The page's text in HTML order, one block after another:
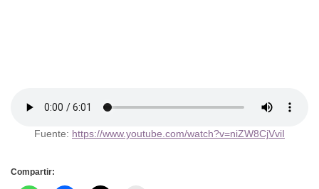
Fuente: https://www.youtube.com/watch?v=niZW8CjVviI
Compartir: